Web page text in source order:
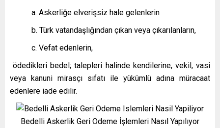
a. Askerliğe elverişsiz hale gelenlerin
b. Türk vatandaşlığından çıkan veya çıkarılanların,
c. Vefat edenlerin,
ödedikleri bedel; talepleri halinde kendilerine, vekil, vasi
veya kanuni mirasçı sıfatı ile yükümlü adına müracaat
edenlere iade edilir.
Bedelli Askerlik Geri Ödeme İşlemleri Nasıl Yapılıyor